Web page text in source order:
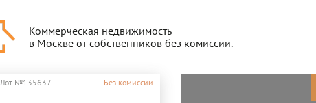
Коммерческая недвижимость
в Москве от собственников без комиссии.
Лот №135637 Без комиссии